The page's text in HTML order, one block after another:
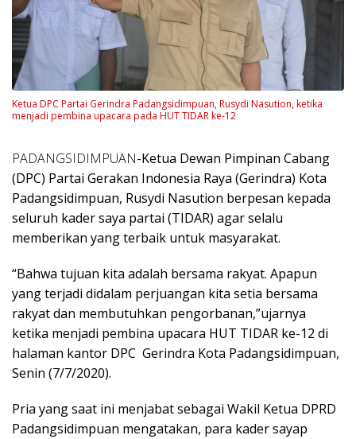
Ketua DPC Partai Gerindra Padangsidimpuan, Rusydi Nasution, ketika
menjadi pembina upacara pada HUT TIDAR ke-12
PADANGSIDIMPUAN-Ketua Dewan Pimpinan Cabang
(DPC) Partai Gerakan Indonesia Raya (Gerindra) Kota
Padangsidimpuan, Rusydi Nasution berpesan kepada
seluruh kader saya partai (TIDAR) agar selalu
memberikan yang terbaik untuk masyarakat.
“Bahwa tujuan kita adalah bersama rakyat. Apapun
yang terjadi didalam perjuangan kita setia bersama
rakyat dan membutuhkan pengorbanan,”ujarnya
ketika menjadi pembina upacara HUT TIDAR ke-12 di
halaman kantor DPC Gerindra Kota Padangsidimpuan,
Senin (7/7/2020).
Pria yang saat ini menjabat sebagai Wakil Ketua DPRD
Padangsidimpuan mengatakan, para kader sayap